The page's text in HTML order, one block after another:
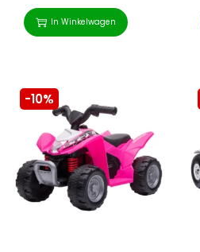
In Winkelwagen
-10%